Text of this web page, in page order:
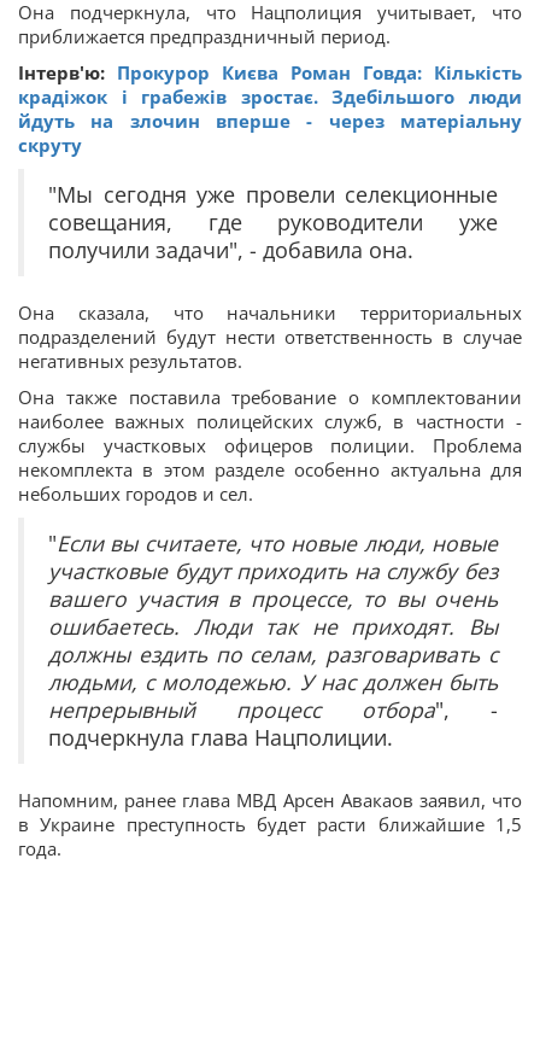
Она подчеркнула, что Нацполиция учитывает, что
приближается предпраздничный период.
Інтерв'ю: Прокурор Києва Роман Говда: Кількість
крадіжок і грабежів зростає. Здебільшого люди
йдуть на злочин вперше - через матеріальну
скруту
"Мы сегодня уже провели селекционные
совещания, где руководители уже
получили задачи", - добавила она.
Она сказала, что начальники территориальных
подразделений будут нести ответственность в случае
негативных результатов.
Она также поставила требование о комплектовании
наиболее важных полицейских служб, в частности -
службы участковых офицеров полиции. Проблема
некомплекта в этом разделе особенно актуальна для
небольших городов и сел.
"Если вы считаете, что новые люди, новые
участковые будут приходить на службу без
вашего участия в процессе, то вы очень
ошибаетесь. Люди так не приходят. Вы
должны ездить по селам, разговаривать с
людьми, с молодежью. У нас должен быть
непрерывный процесс отбора", -
подчеркнула глава Нацполиции.
Напомним, ранее глава МВД Арсен Авакаов заявил, что
в Украине преступность будет расти ближайшие 1,5
года.